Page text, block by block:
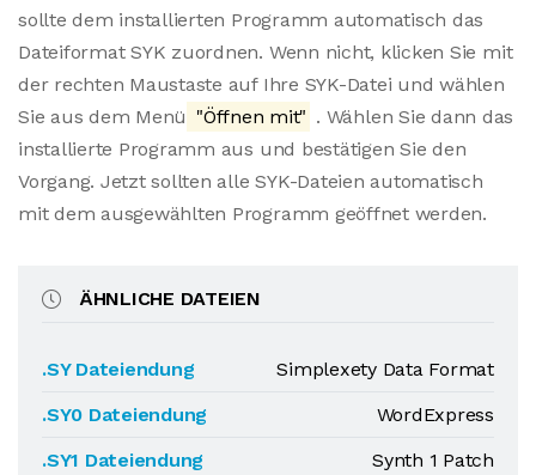
sollte dem installierten Programm automatisch das
Dateiformat SYK zuordnen. Wenn nicht, klicken Sie mit
der rechten Maustaste auf Ihre SYK-Datei und wählen
Sie aus dem Menü "Öffnen mit" . Wählen Sie dann das
installierte Programm aus und bestätigen Sie den
Vorgang. Jetzt sollten alle SYK-Dateien automatisch
mit dem ausgewählten Programm geöffnet werden.
ÄHNLICHE DATEIEN
.SY Dateiendung
Simplexety Data Format
.SY0 Dateiendung
WordExpress
.SY1 Dateiendung
Synth 1 Patch